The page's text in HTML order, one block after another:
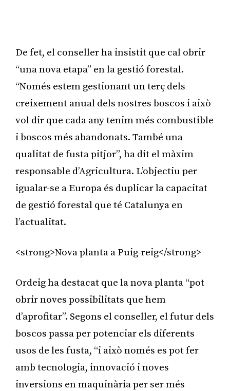
De fet, el conseller ha insistit que cal obrir
“una nova etapa” en la gestió forestal.
“Només estem gestionant un terç dels
creixement anual dels nostres boscos i això
vol dir que cada any tenim més combustible
i boscos més abandonats. També una
qualitat de fusta pitjor”, ha dit el màxim
responsable d’Agricultura. L’objectiu per
igualar-se a Europa és duplicar la capacitat
de gestió forestal que té Catalunya en
l’actualitat.
<strong>Nova planta a Puig-reig</strong>
Ordeig ha destacat que la nova planta “pot
obrir noves possibilitats que hem
d’aprofitar”. Segons el conseller, el futur dels
boscos passa per potenciar els diferents
usos de les fusta, “i això només es pot fer
amb tecnologia, innovació i noves
inversions en maquinària per ser més